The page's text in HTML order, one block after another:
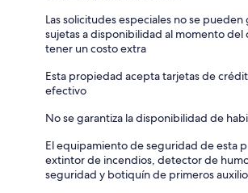
Las solicitudes especiales no se pueden
sujetas a disponibilidad al momento
tener un costo extra
Esta propiedad acepta tarjetas de
efectivo
No se garantiza la disponibilidad de
El equipamiento de seguridad de esta
extintor de incendios, detector de
seguridad y botiquín de primeros